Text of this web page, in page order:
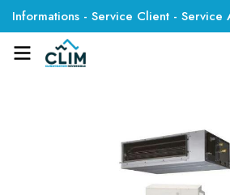
Informations - Service Client - Service
01 85 09 35 01